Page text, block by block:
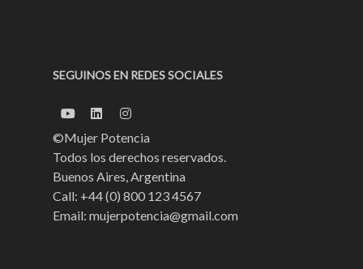
SEGUINOS EN REDES SOCIALES
©Mujer Potencia
Todos los derechos reservados.
Buenos Aires, Argentina
Call: +44 (0) 800 123 4567
Email: mujerpotencia@gmail.com